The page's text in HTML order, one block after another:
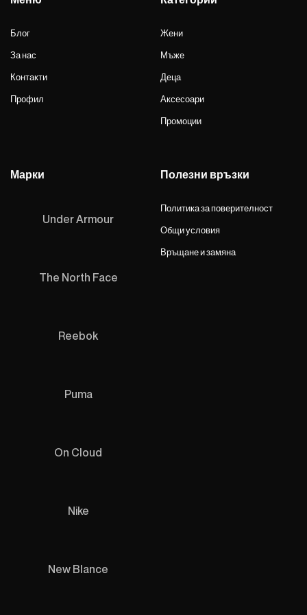
Блог
За нас
Контакти
Профил
Жени
Мъже
Деца
Аксесоари
Промоции
Марки
Under Armour
The North Face
Reebok
Puma
On Cloud
Nike
New Blance
Полезни връзки
Политика за поверителност
Общи условия
Връщане и замяна